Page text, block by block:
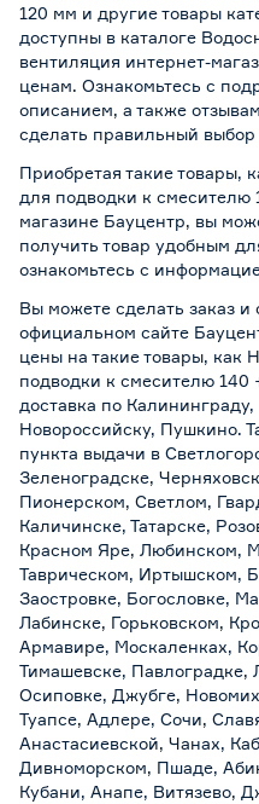
120 мм и другие товары
доступны в каталоге
вентиляция интернет-
ценам. Ознакомьтесь с
описанием, а также
сделать правильный выбор
Приобретая такие товары,
для подводки к смесителю
магазине Бауцентр, вы
получить товар удобным
ознакомьтесь с
Вы можете сделать заказ и
официальном сайте
цены на такие товары, как
подводки к смесителю 140
доставка по
Новороссийску, Пушкино.
пункта выдачи в
Зеленоградске,
Пионерском, Светлом,
Каличинске, Татарске,
Красном Яре, Любинском,
Таврическом, Иртышском,
Заостровке, Богословке,
Лабинске, Горьковском,
Армавире, Москаленках,
Тимашевске, Павлоградке,
Осиповке, Джубге,
Туапсе, Адлере, Сочи,
Анастасиевской, Чанах,
Дивноморском, Пшаде,
Кубани, Анапе, Витязево,